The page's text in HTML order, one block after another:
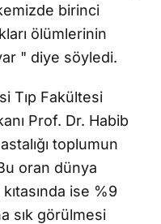
birinci
ölümlerinin
" diye söyledi.
Tıp Fakültesi
Prof. Dr. Habib
toplumun
oran dünya
ise %9
sık görülmesi